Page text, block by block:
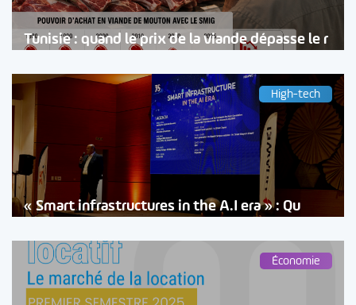
Tunisie : quand le prix de la viande dépasse le r
High-tech
« Smart infrastructures in the A.I era » : Qu
Économie